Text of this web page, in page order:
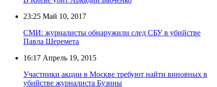
23:25 Май 10, 2017
СМИ: журналисты обнаружили след СБУ в убийстве
Павла Шеремета
16:17 Апрель 19, 2015
Участники акции в Москве требуют найти виновных в
убийстве журналиста Бузины